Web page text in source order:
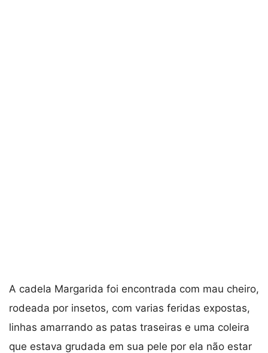
A cadela Margarida foi encontrada com mau cheiro,
rodeada por insetos, com varias feridas expostas,
linhas amarrando as patas traseiras e uma coleira
que estava grudada em sua pele por ela não estar